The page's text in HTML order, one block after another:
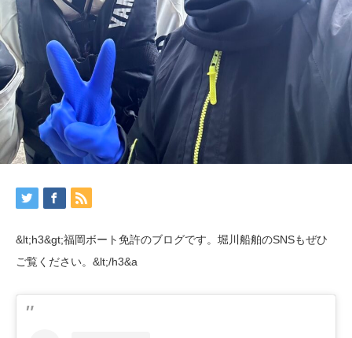
&lt;h3&gt;福岡ボート免許のブログです。堀川船舶のSNSもぜひ
ご覧ください。&lt;/h3&a